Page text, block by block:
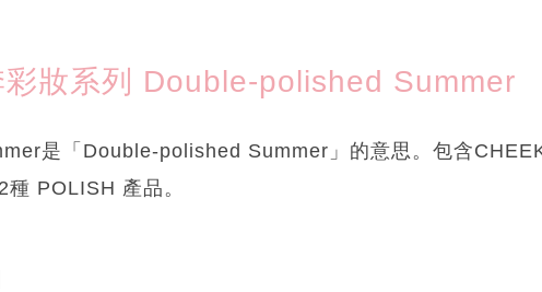
妝系列 Double-polished Summer
是「Double-polished Summer」的意思。包含
POLISH 產品。